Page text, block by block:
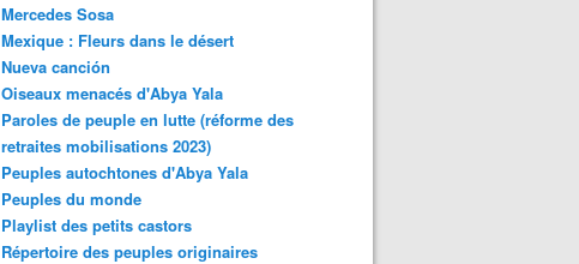
Mercedes Sosa
Mexique : Fleurs dans le désert
Nueva canción
Oiseaux menacés d'Abya Yala
Paroles de peuple en lutte (réforme des
retraites mobilisations 2023)
Peuples autochtones d'Abya Yala
Peuples du monde
Playlist des petits castors
Répertoire des peuples originaires